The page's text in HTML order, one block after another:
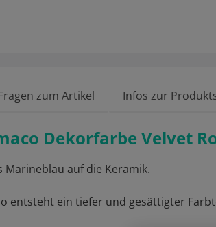
zum Artikel Infos zur
Dekorfarbe Velvet
auf die Keramik.
entsteht ein tiefer und gesättigter